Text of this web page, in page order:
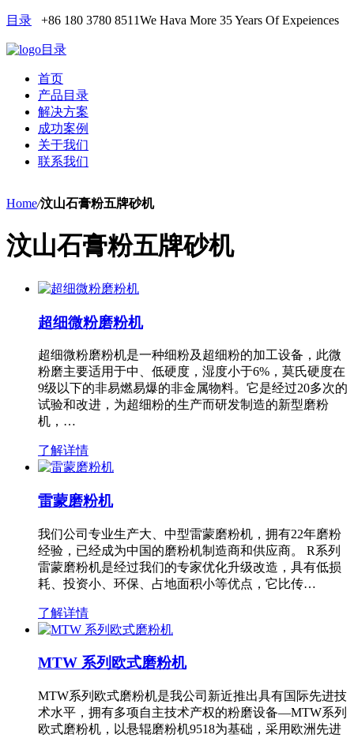
目录 +86 180 3780 8511We Hava More 35 Years Of Expeiences
目录
首页
产品目录
解决方案
成功案例
关于我们
联系我们
Home/汶山石膏粉五牌砂机
汶山石膏粉五牌砂机
超细微粉磨粉机
超细微粉磨粉机是一种细粉及超细粉的加工设备，此微
粉磨主要适用于中、低硬度，湿度小于6%，莫氏硬度在
9级以下的非易燃易爆的非金属物料。它是经过20多次的
试验和改进，为超细粉的生产而研发制造的新型磨粉
机，…
了解详情
雷蒙磨粉机
我们公司专业生产大、中型雷蒙磨粉机，拥有22年磨粉
经验，已经成为中国的磨粉机制造商和供应商。 R系列
雷蒙磨粉机是经过我们的专家优化升级改造，具有低损
耗、投资小、环保、占地面积小等优点，它比传…
了解详情
MTW 系列欧式磨粉机
MTW系列欧式磨粉机是我公司新近推出具有国际先进技
术水平，拥有多项自主技术产权的粉磨设备—MTW系列
欧式磨粉机，以悬辊磨粉机9518为基础，采用欧洲先进